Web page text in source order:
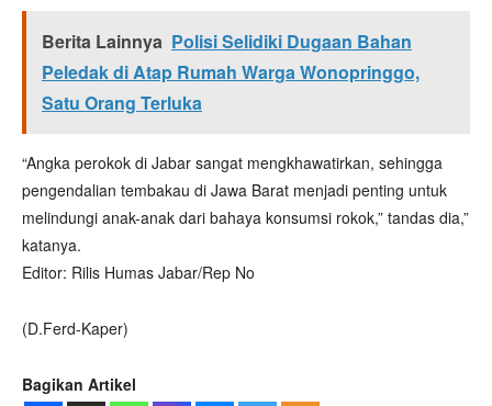
Berita Lainnya Polisi Selidiki Dugaan Bahan
Peledak di Atap Rumah Warga Wonopringgo,
Satu Orang Terluka
“Angka perokok di Jabar sangat mengkhawatirkan, sehingga
pengendalian tembakau di Jawa Barat menjadi penting untuk
melindungi anak-anak dari bahaya konsumsi rokok,” tandas dia,”
katanya.
Editor: Rilis Humas Jabar/Rep No
(D.Ferd-Kaper)
Bagikan Artikel